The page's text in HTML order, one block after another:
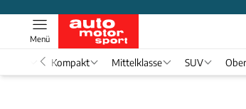
Menü
Kompakt Mittelklasse SUV